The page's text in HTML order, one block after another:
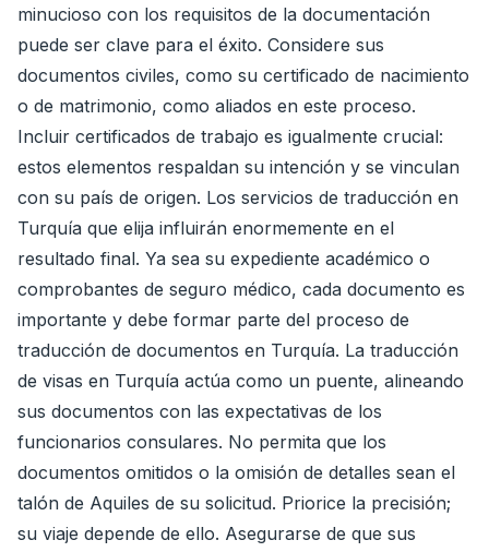
minucioso con los requisitos de la documentación
puede ser clave para el éxito. Considere sus
documentos civiles, como su certificado de nacimiento
o de matrimonio, como aliados en este proceso.
Incluir certificados de trabajo es igualmente crucial:
estos elementos respaldan su intención y se vinculan
con su país de origen. Los servicios de traducción en
Turquía que elija influirán enormemente en el
resultado final. Ya sea su expediente académico o
comprobantes de seguro médico, cada documento es
importante y debe formar parte del proceso de
traducción de documentos en Turquía. La traducción
de visas en Turquía actúa como un puente, alineando
sus documentos con las expectativas de los
funcionarios consulares. No permita que los
documentos omitidos o la omisión de detalles sean el
talón de Aquiles de su solicitud. Priorice la precisión;
su viaje depende de ello. Asegurarse de que sus